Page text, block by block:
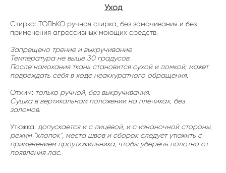
Уход
Стирка: ТОЛЬКО ручная стирка, без замачивания и без
применения агрессивных моющих средств.
Запрещено трение и выкручивание.
Температура не выше 30 градусов.
После намокания ткань становится сухой и ломкой, может
повреждать себя в ходе неаккуратного обращения.
Отжим: только ручной, без выкручивания.
Сушка в вертикальном положении на плечиках, без
заломов.
Утюжка: допускается и с лицевой, и с изнаночной стороны,
режим "хлопок", места швов и сборок следует утюжить с
применением проутюжильника, чтобы уберечь полотно от
появления лас.